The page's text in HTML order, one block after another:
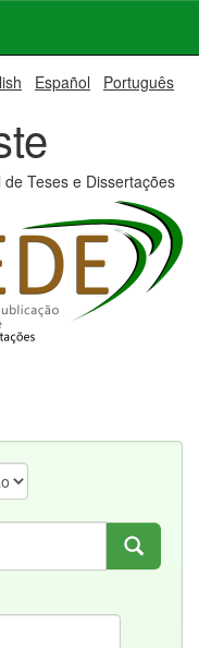
Español Português
de Teses e Dissertações